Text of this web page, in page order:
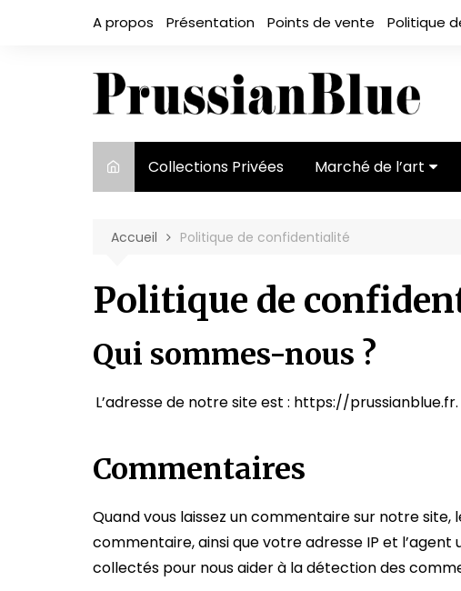
A propos Présentation Points de vente Politique
Collections Privées Marché de l’art
acteurs
Accueil Politique de confidentialité
Politique de
Qui sommes-nous ?
L’adresse de notre site est : https://prussianblue.fr.
Commentaires
Quand vous laissez un commentaire sur notre
commentaire, ainsi que votre adresse IP et
collectés pour nous aider à la détection des